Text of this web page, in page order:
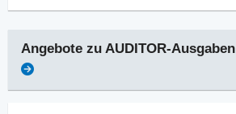
Angebote zu AUDITOR-Ausgaben